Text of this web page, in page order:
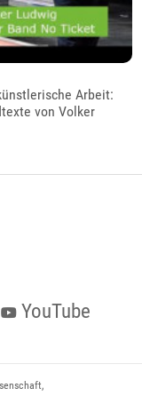
Arbeit:
von Volker
YouTube